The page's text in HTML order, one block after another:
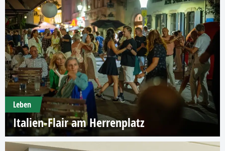
Leben
Italien-Flair am Herrenplatz